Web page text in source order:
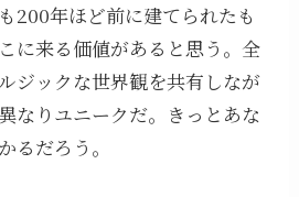
200年ほど前に建てられたも
に来る価値があると思う。全
ジックな世界観を共有しなが
なりユニークだ。きっとあな
るだろう。